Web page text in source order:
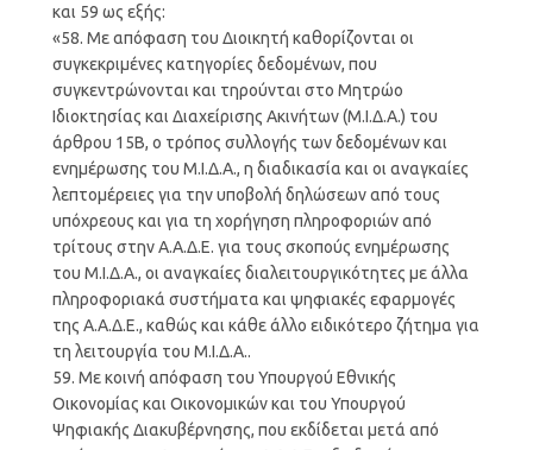
και 59 ως εξής:
«58. Με απόφαση του Διοικητή καθορίζονται οι
συγκεκριμένες κατηγορίες δεδομένων, που
συγκεντρώνονται και τηρούνται στο Μητρώο
Ιδιοκτησίας και Διαχείρισης Ακινήτων (Μ.Ι.Δ.Α.) του
άρθρου 15Β, ο τρόπος συλλογής των δεδομένων και
ενημέρωσης του Μ.Ι.Δ.Α., η διαδικασία και οι αναγκαίες
λεπτομέρειες για την υποβολή δηλώσεων από τους
υπόχρεους και για τη χορήγηση πληροφοριών από
τρίτους στην Α.Α.Δ.Ε. για τους σκοπούς ενημέρωσης
του Μ.Ι.Δ.Α., οι αναγκαίες διαλειτουργικότητες με άλλα
πληροφοριακά συστήματα και ψηφιακές εφαρμογές
της Α.Α.Δ.Ε., καθώς και κάθε άλλο ειδικότερο ζήτημα για
τη λειτουργία του Μ.Ι.Δ.Α..
59. Με κοινή απόφαση του Υπουργού Εθνικής
Οικονομίας και Οικονομικών και του Υπουργού
Ψηφιακής Διακυβέρνησης, που εκδίδεται μετά από